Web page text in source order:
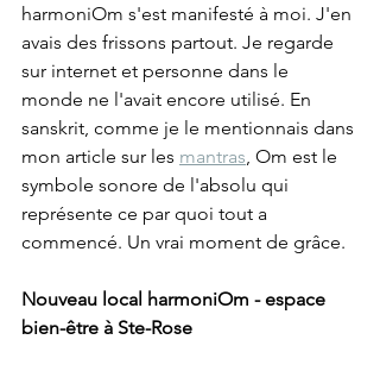
harmoniOm s'est manifesté à moi. J'en
avais des frissons partout. Je regarde
sur internet et personne dans le
monde ne l'avait encore utilisé. En
sanskrit, comme je le mentionnais dans
mon article sur les mantras , Om est le
symbole sonore de l'absolu qui
représente ce par quoi tout a
commencé. Un vrai moment de grâce.
Nouveau local harmoniOm - espace
bien-être à Ste-Rose